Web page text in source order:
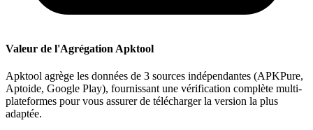
Valeur de l'Agrégation Apktool
Apktool agrège les données de 3 sources indépendantes (APKPure,
Aptoide, Google Play), fournissant une vérification complète multi-
plateformes pour vous assurer de télécharger la version la plus
adaptée.